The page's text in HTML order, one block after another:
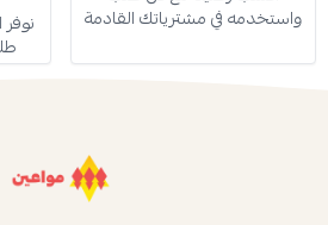
واستخدمه في مشترياتك القادمة